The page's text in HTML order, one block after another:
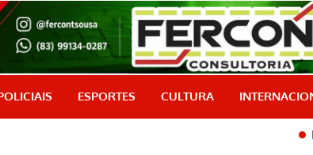
com credibilidade, é aqui!
ESPORTES CULTURA